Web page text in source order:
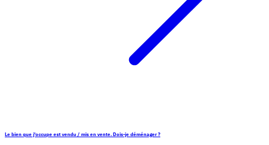
Le bien que j'occupe est vendu / mis en vente. Dois-je déménager ?